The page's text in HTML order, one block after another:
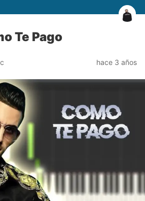
Te Pago
hace 3 años